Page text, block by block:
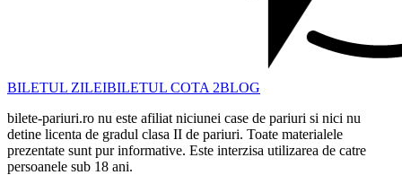
BILETUL ZILEIBILETUL COTA 2BLOG
bilete-pariuri.ro nu este afiliat niciunei case de pariuri si nici nu
detine licenta de gradul clasa II de pariuri. Toate materialele
prezentate sunt pur informative. Este interzisa utilizarea de catre
persoanele sub 18 ani.